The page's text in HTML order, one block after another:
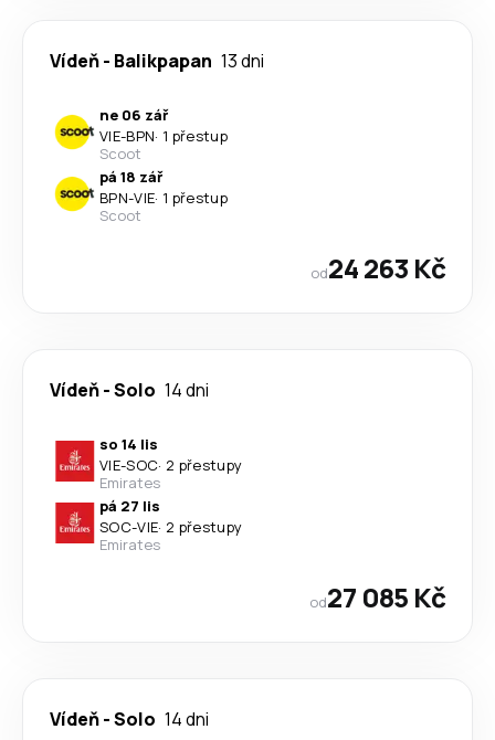
Vídeň- Balikpapan 13 dni
ne 06 zář
VIE-BPN· 1 přestup
Scoot
pá 18 zář
BPN-VIE· 1 přestup
Scoot
od24 263 Kč
Vídeň-Solo 14 dni
so 14 lis
VIE-SOC· 2 přestupy
Emirates
pá 27 lis
SOC-VIE· 2 přestupy
Emirates
od27 085 Kč
Vídeň-Solo 14 dni